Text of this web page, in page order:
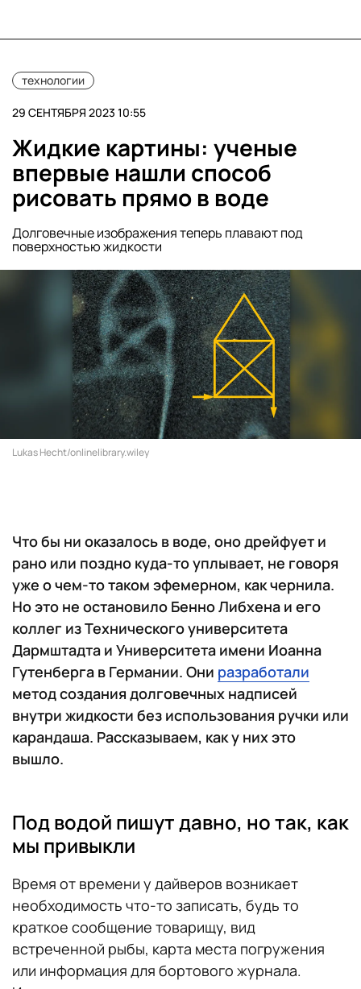
технологии
29 СЕНТЯБРЯ 2023 10:55
Жидкие картины: ученые
впервые нашли способ
рисовать прямо в воде
Долговечные изображения теперь плавают под
поверхностью жидкости
Lukas Hecht/onlinelibrary.wiley
Что бы ни оказалось в воде, оно дрейфует и
рано или поздно куда-то уплывает, не говоря
уже о чем-то таком эфемерном, как чернила.
Но это не остановило Бенно Либхена и его
коллег из Технического университета
Дармштадта и Университета имени Иоанна
Гутенберга в Германии. Они разработали
метод создания долговечных надписей
внутри жидкости без использования ручки или
карандаша. Рассказываем, как у них это
вышло.
Под водой пишут давно, но так, как
мы привыкли
Время от времени у дайверов возникает
необходимость что-то записать, будь то
краткое сообщение товарищу, вид
встреченной рыбы, карта места погружения
или информация для бортового журнала.